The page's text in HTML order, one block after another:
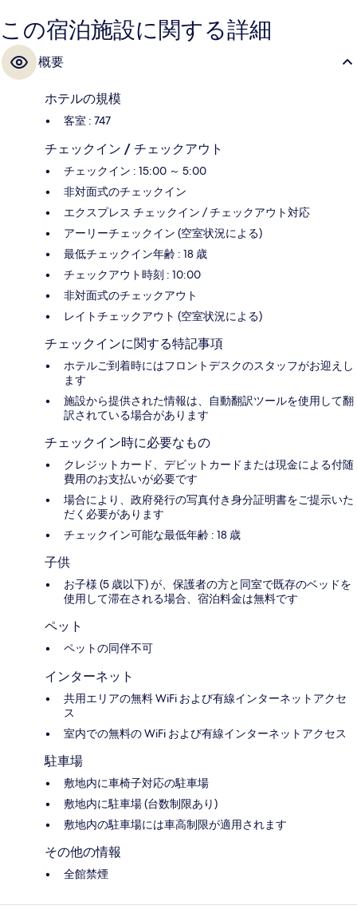
この宿泊施設に関する詳細
概要
ホテルの規模
客室 : 747
チェックイン / チェックアウト
チェックイン : 15:00 ～ 5:00
非対面式のチェックイン
エクスプレス チェックイン / チェックアウト対応
アーリーチェックイン (空室状況による)
最低チェックイン年齢 : 18 歳
チェックアウト時刻 : 10:00
非対面式のチェックアウト
レイトチェックアウト (空室状況による)
チェックインに関する特記事項
ホテルご到着時にはフロントデスクのスタッフがお迎えし
ます
施設から提供された情報は、自動翻訳ツールを使用して翻
訳されている場合があります
チェックイン時に必要なもの
クレジットカード、デビットカードまたは現金による付随
費用のお支払いが必要です
場合により、政府発行の写真付き身分証明書をご提示いた
だく必要があります
チェックイン可能な最低年齢 : 18 歳
子供
お子様 (5 歳以下) が、保護者の方と同室で既存のベッドを
使用して滞在される場合、宿泊料金は無料です
ペット
ペットの同伴不可
インターネット
共用エリアの無料 WiFi および有線インターネットアクセ
ス
室内での無料の WiFi および有線インターネットアクセス
駐車場
敷地内に車椅子対応の駐車場
敷地内に駐車場 (台数制限あり)
敷地内の駐車場には車高制限が適用されます
その他の情報
全館禁煙